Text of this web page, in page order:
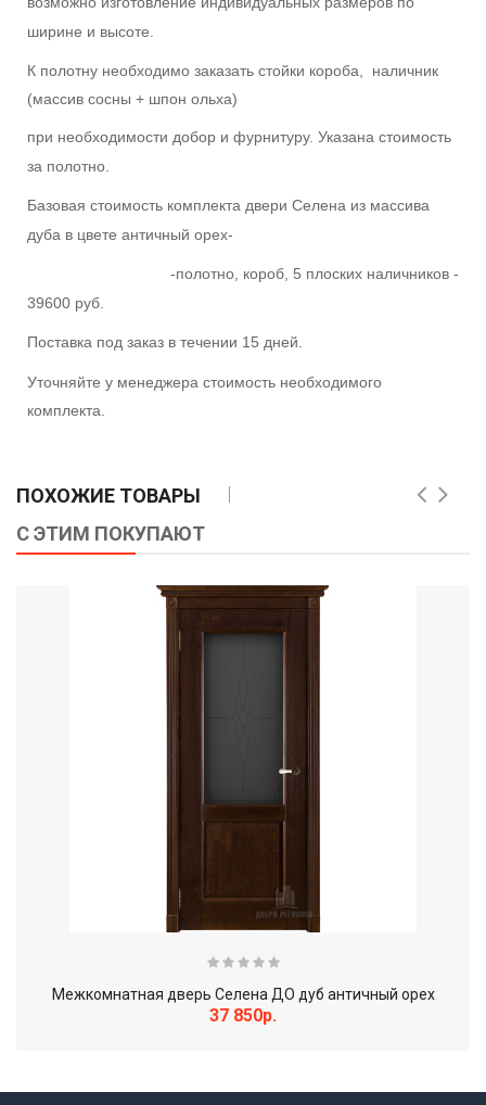
ширине и высоте.
К полотну необходимо заказать стойки короба, наличник
(массив сосны + шпон ольха)
при необходимости добор и фурнитуру. Указана стоимость
за полотно.
Базовая стоимость комплекта двери Селена из массива
дуба в цвете античный орех-
-полотно, короб, 5 плоских наличников -
39600 руб.
Поставка под заказ в течении 15 дней.
Уточняйте у менеджера стоимость необходимого
комплекта.
ПОХОЖИЕ ТОВАРЫ
С ЭТИМ ПОКУПАЮТ
Межкомнатная дверь Селена ДО дуб античный орех
37 850р.